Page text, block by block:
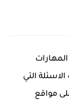
المهارات
التي
مواقع